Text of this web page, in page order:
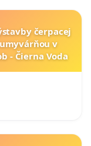
čerpacej
v
- Čierna Voda